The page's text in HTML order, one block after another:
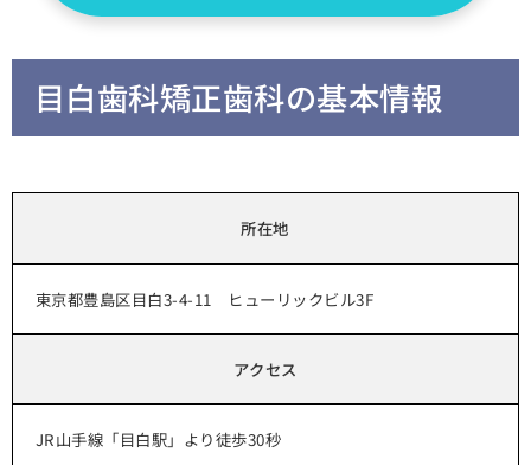
目白歯科矯正歯科の基本情報
所在地
東京都豊島区目白3-4-11 ヒューリックビル3F
アクセス
JR山手線「目白駅」より徒歩30秒